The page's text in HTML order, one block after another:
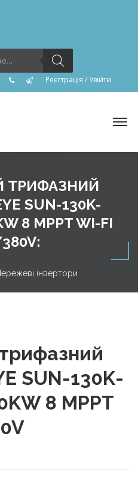
Реєстрація /Увійти
ТРИФАЗНИЙ
SUN-130K-
8 MPPT WI-FI
інвертори
SUN-130K-
8 MPPT